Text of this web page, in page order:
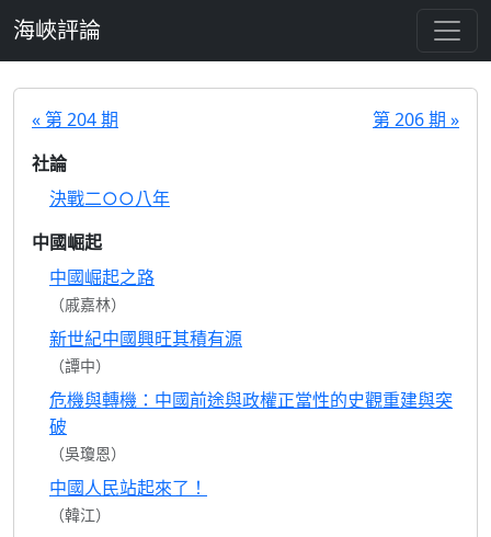
海峽評論
« 第 204 期
第 206 期 »
社論
決戰二○○八年
中國崛起
中國崛起之路
（戚嘉林）
新世紀中國興旺其積有源
（譚中）
危機與轉機：中國前途與政權正當性的史觀重建與突
破
（吳瓊恩）
中國人民站起來了！
（韓江）